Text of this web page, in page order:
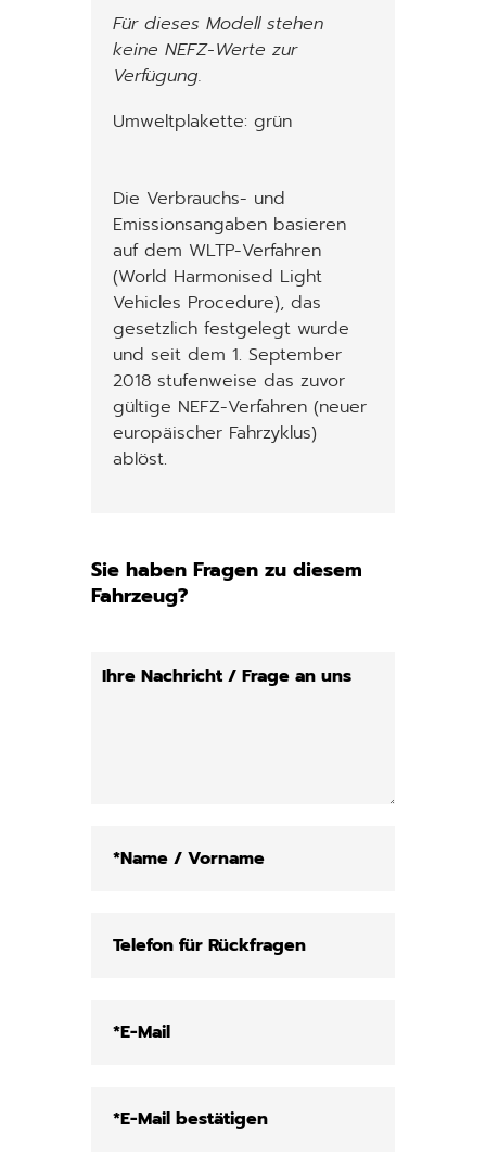
Für dieses Modell stehen
keine NEFZ-Werte zur
Verfügung.
Umweltplakette: grün
Die Verbrauchs- und
Emissionsangaben basieren
auf dem WLTP-Verfahren
(World Harmonised Light
Vehicles Procedure), das
gesetzlich festgelegt wurde
und seit dem 1. September
2018 stufenweise das zuvor
gültige NEFZ-Verfahren (neuer
europäischer Fahrzyklus)
ablöst.
Sie haben Fragen zu diesem
Fahrzeug?